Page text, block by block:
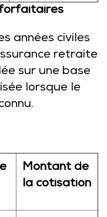
années civiles
retraite
sur une base
lorsque le
Montant de
la cotisation